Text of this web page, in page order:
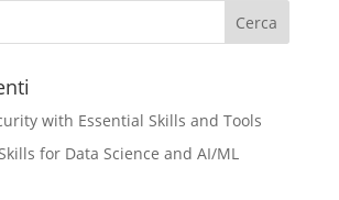
with Essential Skills and Tools
for Data Science and AI/ML